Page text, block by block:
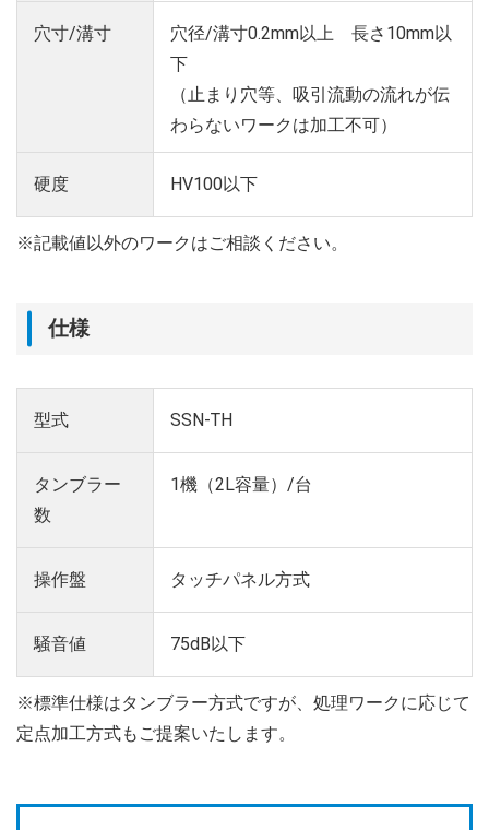
穴寸/溝寸
穴径/溝寸0.2mm以上 長さ10mm以
下
（止まり穴等、吸引流動の流れが伝
わらないワークは加工不可）
硬度 HV100以下
※記載値以外のワークはご相談ください。
仕様
型式 SSN-TH
タンブラー
数
1機（2L容量）/台
操作盤 タッチパネル方式
騒音値 75dB以下
※標準仕様はタンブラー方式ですが、処理ワークに応じて
定点加工方式もご提案いたします。